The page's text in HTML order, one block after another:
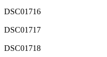
DSC01716
DSC01717
DSC01718